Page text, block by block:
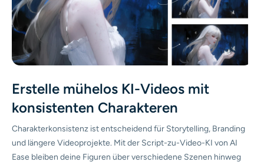
Erstelle mühelos KI-Videos mit
konsistenten Charakteren
Charakterkonsistenz ist entscheidend für Storytelling, Branding
und längere Videoprojekte. Mit der Script-zu-Video-KI von AI
Ease bleiben deine Figuren über verschiedene Szenen hinweg